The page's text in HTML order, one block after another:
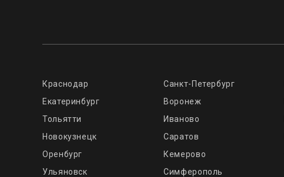
Краснодар Санкт-Петербург
Екатеринбург
Воронеж
Тольятти
Иваново
Новокузнецк
Саратов
Оренбург
Кемерово
Ульяновск
Симферополь